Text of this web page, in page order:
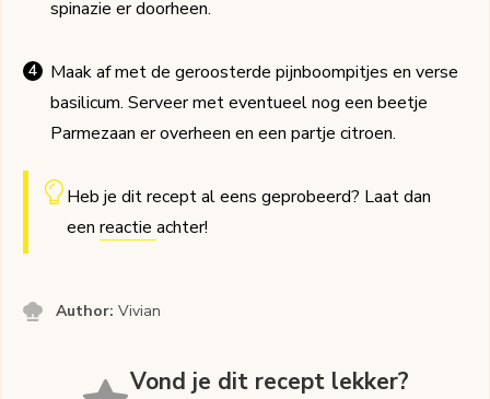
spinazie er doorheen.
Maak af met de geroosterde pijnboompitjes en verse
basilicum. Serveer met eventueel nog een beetje
Parmezaan er overheen en een partje citroen.
Heb je dit recept al eens geprobeerd? Laat dan
een reactie achter!
Author:Vivian
Vond je dit recept lekker?